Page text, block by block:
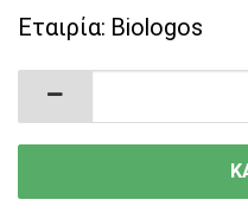
Εταιρία: Biologos
Σαπούνι